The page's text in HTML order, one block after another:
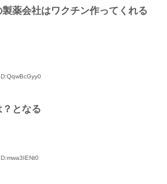
薬会社はワクチン作ってくれる
ID:QqwBcGyy0
となる
ID:mwa3IENt0